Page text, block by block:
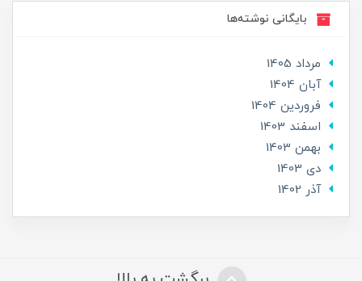
بایگانی نوشته‌ها
مرداد 1405
آبان 1404
فروردین 1404
اسفند 1403
بهمن 1403
دی 1403
آذر 1402